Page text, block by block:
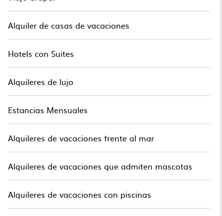
participar. Entonces, ya sea que esté buscando un lugar
conseguir todo esto en Alojamiento.
Alquiler de casas de vacaciones
Hotels con Suites
Alquileres de lujo
Estancias Mensuales
Alquileres de vacaciones frente al mar
Alquileres de vacaciones que admiten mascotas
Alquileres de vacaciones con piscinas